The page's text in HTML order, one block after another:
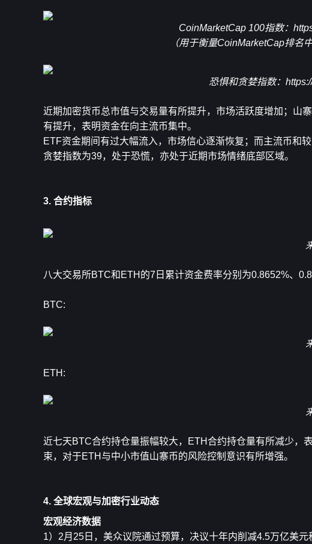
CoinMarketCap 100指数：
（用于衡量CoinMarketCap排名
恐惧和贪婪指数：
近期加密货币总市值与交易量有所提升，市场活跃度增加；山
有提升，表明资金在向主流币集中。
ETF资金期间有过大幅流入，市场信心逐渐恢复；而主流币和
贪婪指数为39，处于恐慌，亦处于近期市场情绪底部区域。
3. 合约指标
八大交易所BTC和 ETH 的7日累计资金费率分别为0.8652%、
BTC:
ETH:
近七天BTC合约持仓量振幅较大，ETH合约持仓量有所减少，
束，对于ETH与中小市值山寨币的风险控制意识有所增强。
4. 全球宏观与加密行业动态
宏观经济数据
1）2月25日，美众议院通过预算，决议十年内削减4.5万亿美元